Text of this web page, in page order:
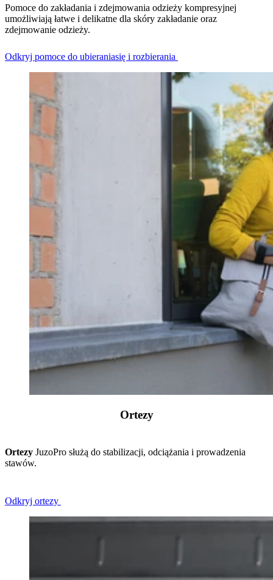
Pomoce do zakładania i zdejmowania odzieży kompresyjnej
umożliwiają łatwe i delikatne dla skóry zakładanie oraz
zdejmowanie odzieży.
Odkryj pomoce do ubieraniasię i rozbierania
Ortezy
Ortezy JuzoPro służą do stabilizacji, odciążania i prowadzenia
stawów.
Odkryj ortezy